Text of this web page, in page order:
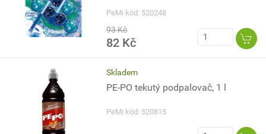
PeMi kód: 520248
93 Kč
82 Kč
Skladem
PE-PO tekutý podpalovač, 1 l
PeMi kód: 520815